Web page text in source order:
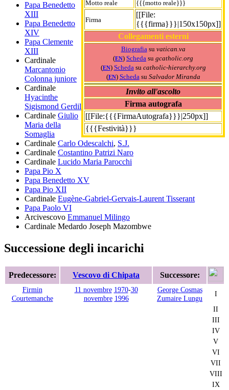
Motto reale {{{motto reale}}}
Firma
[[File:
{{{firma}}}|150x150px]]
Collegamenti esterni
Biografia su vatican.va
(EN) Scheda su gcatholic.org
(EN) Scheda su catholic-hierarchy.org
(EN) Scheda su Salvador Miranda
Invito all'ascolto
Firma autografa
[[File:{{{FirmaAutografa}}}|250px]]
{{{Festività}}}
Papa Benedetto
XIII
Papa Benedetto
XIV
Papa Clemente
XIII
Cardinale
Marcantonio
Colonna juniore
Cardinale
Hyacinthe
Sigismond Gerdil
Cardinale Giulio
Maria della
Somaglia
Cardinale Carlo Odescalchi, S.J.
Cardinale Costantino Patrizi Naro
Cardinale Lucido Maria Parocchi
Papa Pio X
Papa Benedetto XV
Papa Pio XII
Cardinale Eugène-Gabriel-Gervais-Laurent Tisserant
Papa Paolo VI
Arcivescovo Emmanuel Milingo
Cardinale Medardo Joseph Mazombwe
Successione degli incarichi
Predecessore: Vescovo di Chipata Successore:
Firmin
Courtemanche
11 novembre 1970-30
novembre 1996
George Cosmas
Zumaire Lungu
I
II
III
IV
V
VI
VII
VIII
IX